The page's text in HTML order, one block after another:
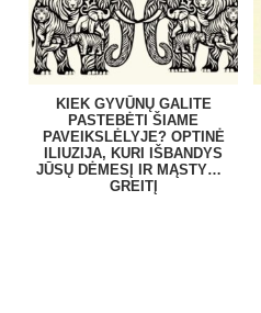
KIEK GYVŪNŲ GALITE
PASTEBĖTI ŠIAME
PAVEIKSLĖLYJE? OPTINĖ
ILIUZIJA, KURI IŠBANDYS
JŪSŲ DĖMESĮ IR MĄSTYMO
GREITĮ